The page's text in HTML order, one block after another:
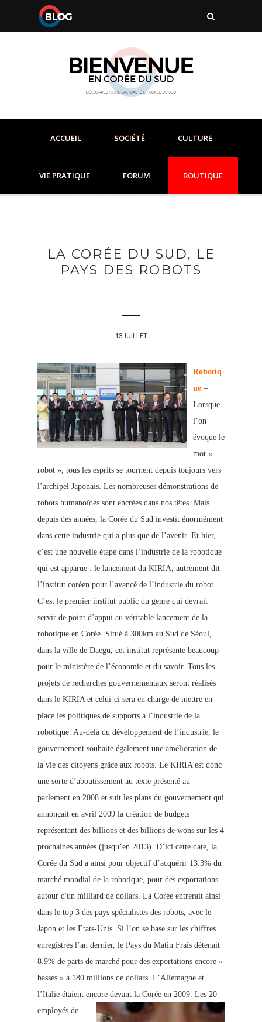
ACCUEIL SOCIÉTÉ CULTURE
VIE PRATIQUE FORUM BOUTIQUE
LA CORÉE DU SUD, LE
PAYS DES ROBOTS
13 JUILLET
Robotiq
ue –
Lorsque
l’on
évoque le
mot «
robot », tous les esprits se tournent depuis toujours vers
l’archipel Japonais. Les nombreuses démonstrations de
robots humanoïdes sont encrées dans nos têtes. Mais
depuis des années, la Corée du Sud investit énormément
dans cette industrie qui a plus que de l’avenir. Et hier,
c’est une nouvelle étape dans l’industrie de la robotique
qui est apparue : le lancement du KIRIA, autrement dit
l’institut coréen pour l’avancé de l’industrie du robot.
C’est le premier institut public du genre qui devrait
servir de point d’appui au véritable lancement de la
robotique en Corée. Situé à 300km au Sud de Séoul,
dans la ville de Daegu, cet institut représente beaucoup
pour le ministère de l’économie et du savoir. Tous les
projets de recherches gouvernementaux seront réalisés
dans le KIRIA et celui-ci sera en charge de mettre en
place les politiques de supports à l’industrie de la
robotique. Au-delà du développement de l’industrie, le
gouvernement souhaite également une amélioration de
la vie des citoyens grâce aux robots. Le KIRIA est donc
une sorte d’aboutissement au texte présenté au
parlement en 2008 et suit les plans du gouvernement qui
annonçait en avril 2009 la création de budgets
représentant des billions et des billions de wons sur les 4
prochaines années (jusqu’en 2013). D’ici cette date, la
Corée du Sud a ainsi pour objectif d’acquérir 13.3% du
marché mondial de la robotique, pour des exportations
autour d'un milliard de dollars. La Corée entrerait ainsi
dans le top 3 des pays spécialistes des robots, avec le
Japon et les Etats-Unis. Si l’on se base sur les chiffres
enregistrés l’an dernier, le Pays du Matin Frais détenait
8.9% de parts de marché pour des exportations encore «
basses » à 180 millions de dollars. L’Allemagne et
l’Italie étaient encore devant la Corée en 2009. Les 20
employés de